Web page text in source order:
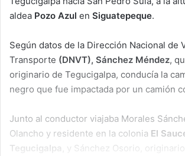
aldea Pozo Azul en Siguatepeque.
Según datos de la Dirección Nacional de
Transporte (DNVT), Sánchez Méndez,
originario de Tegucigalpa, conducía la
negro que fue impactada por un camión
Junto al conductor viajaba Morales
Olancho y residente en la colonia El
Tegucigalpa, y Sánchez Osorio,